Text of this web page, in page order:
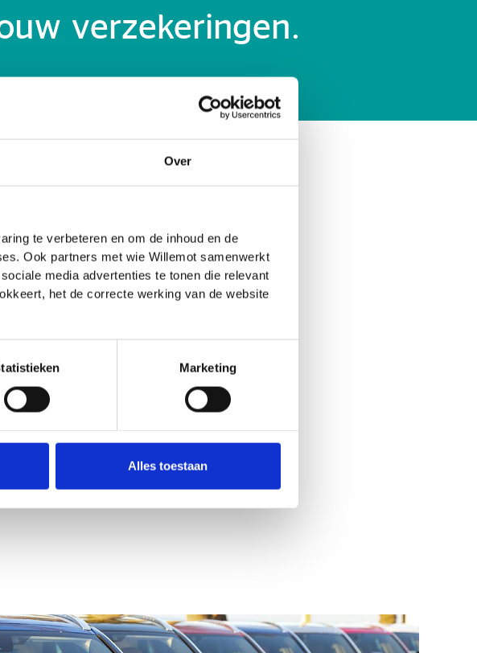
Over
te verbeteren en om de inhoud en de
Ook partners met wie Willemot samenwerkt
media advertenties te tonen die relevant
het de correcte werking van de website
Marketing
Alles toestaan
verzekeringen.
Aansprakelijkheid
Bestuurdersaansprakelijkheid
BA Toevertrouwd Voorwerp
BA Na Levering
BA Beroepsaansprakelijkheid
Arbeidsongevallen